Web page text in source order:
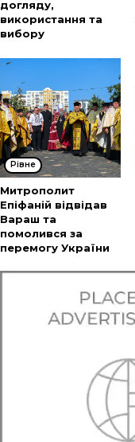
догляду,
використання та
вибору
Рівне
Митрополит
Епіфаній відвідав
Вараш та
помолився за
перемогу України